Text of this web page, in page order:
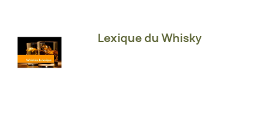
Lexique du Whisky